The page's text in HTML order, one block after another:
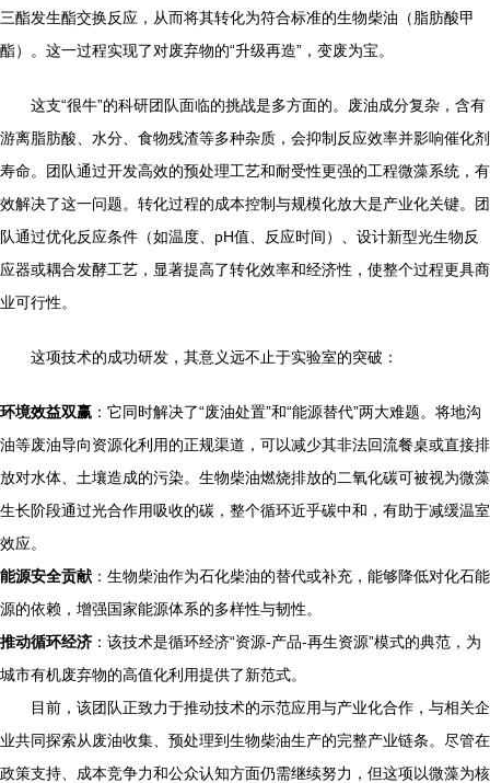
三酯发生酯交换反应，从而将其转化为符合标准的生物柴油（脂肪酸甲
酯）。这一过程实现了对废弃物的“升级再造”，变废为宝。
这支“很牛”的科研团队面临的挑战是多方面的。废油成分复杂，含有
游离脂肪酸、水分、食物残渣等多种杂质，会抑制反应效率并影响催化剂
寿命。团队通过开发高效的预处理工艺和耐受性更强的工程微藻系统，有
效解决了这一问题。转化过程的成本控制与规模化放大是产业化关键。团
队通过优化反应条件（如温度、pH值、反应时间）、设计新型光生物反
应器或耦合发酵工艺，显著提高了转化效率和经济性，使整个过程更具商
业可行性。
这项技术的成功研发，其意义远不止于实验室的突破：
环境效益双赢 ：它同时解决了“废油处置”和“能源替代”两大难题。将地沟
油等废油导向资源化利用的正规渠道，可以减少其非法回流餐桌或直接排
放对水体、土壤造成的污染。生物柴油燃烧排放的二氧化碳可被视为微藻
生长阶段通过光合作用吸收的碳，整个循环近乎碳中和，有助于减缓温室
效应。
能源安全贡献 ：生物柴油作为石化柴油的替代或补充，能够降低对化石能
源的依赖，增强国家能源体系的多样性与韧性。
推动循环经济 ：该技术是循环经济“资源-产品-再生资源”模式的典范，为
城市有机废弃物的高值化利用提供了新范式。
目前，该团队正致力于推动技术的示范应用与产业化合作，与相关企
业共同探索从废油收集、预处理到生物柴油生产的完整产业链条。尽管在
政策支持、成本竞争力和公众认知方面仍需继续努力，但这项以微藻为核